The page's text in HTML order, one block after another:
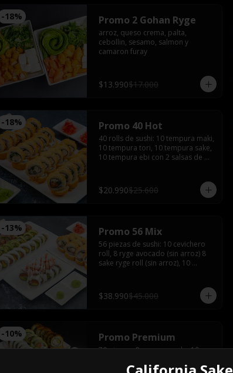
-18% Promo 2 Gohan Ryge
arroz, queso crema, palta,
cebollin, sesamo, salmon y
camaron furay
$13.990$17.000
-18% Promo 40 Hot
40 rolls de sushi: 10 tempura maki,
10 tempura tori, 10 tempura sake,
10 tempura ebi con 2 salsas de
$20.990$25.600
-13% Promo 56 Mix
56 piezas de sushi: 10 cevichero
roll, 8 ryge avocado (sin arroz) 8
sake ryge roll (sin arroz), 10
salsas de soya, 2 salsas teriyaki,
wasabi y jengibre
$38.990$45.000
-10% Promo Premium
70 piezas : 8 ryge avocado, 10
cevichero, 10 acevichado tako, 10